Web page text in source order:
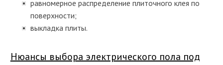
равномерное распределение плиточного клея по
поверхности;
выкладка плиты.
Нюансы выбора электрического пола под